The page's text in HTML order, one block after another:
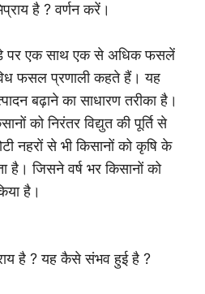
है ? वर्णन करें।
पर एक साथ एक से अधिक फसलें
फसल प्रणाली कहते हैं। यह
बढ़ाने का साधारण तरीका है।
को निरंतर विद्युत की पूर्ति से
नहरों से भी किसानों को कृषि के
है। जिसने वर्ष भर किसानों को
है।
है ? यह कैसे संभव हुई है ?